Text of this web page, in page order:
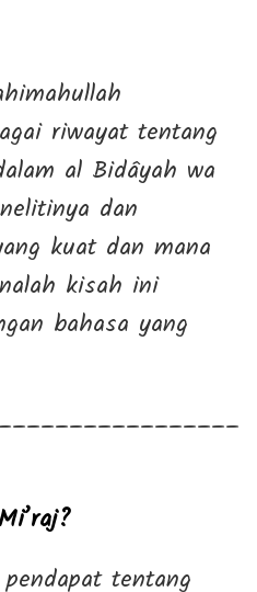
riwayat tentang
al Bidâyah wa
dan
kuat dan mana
kisah ini
bahasa yang
tentang